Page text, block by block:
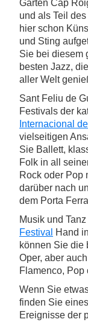
Garten Cap
und als Teil des
hier schon
und Sting
Sie bei diesem
besten Jazz,
aller Welt
Sant Feliu de
Festivals der
Internacional
vielseitigen
Sie Ballett,
Folk in all
Rock oder Pop
darüber nach
dem Porta
Musik und
Festival
Hand
können Sie die
Oper, aber
Flamenco, Pop
Wenn Sie
finden Sie
Ereignisse der